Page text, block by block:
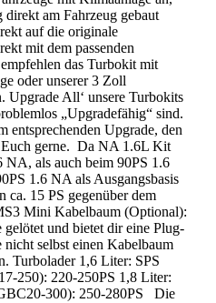
am Fahrzeug gebaut
auf die originale
mit dem passenden
das Turbokit mit
oder unserer 3 Zoll
Upgrade All‘ unsere Turbokits
„Upgradefähig“ sind.
entsprechenden Upgrade, den
Euch gerne. Da NA 1.6L Kit
NA, als auch beim 90PS 1.6
1.6 NA als Ausgangsbasis
ca. 15 PS gegenüber dem
Mini Kabelbaum (Optional):
und bietet dir eine Plug-
selbst einen Kabelbaum
Turbolader 1,6 Liter: SPS
250): 220-250PS 1,8 Liter:
300): 250-280PS Die